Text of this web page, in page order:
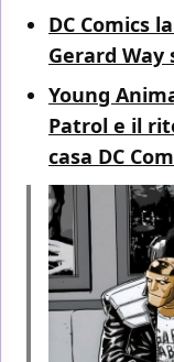
DC Comics
Gerard Way
Young
Patrol e il
casa DC